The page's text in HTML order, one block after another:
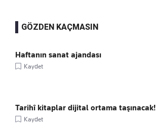
GÖZDEN KAÇMASIN
Haftanın sanat ajandası
Kaydet
Tarihî kitaplar dijital ortama taşınacak!
Kaydet